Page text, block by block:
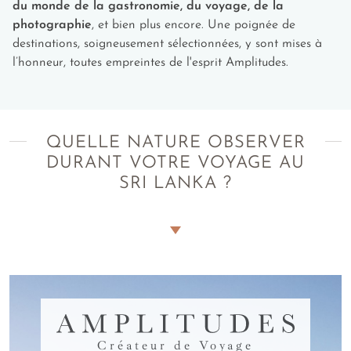
du monde de la gastronomie, du voyage, de la
photographie, et bien plus encore. Une poignée de
destinations, soigneusement sélectionnées, y sont mises à
l’honneur, toutes empreintes de l'esprit Amplitudes.
QUELLE NATURE OBSERVER
DURANT VOTRE VOYAGE AU
SRI LANKA ?
Une flore variée, endémique et sauvage
montagneux qui descend en pente plus ou moins douce vers
les plaines côtières. Dans le centre de l’île, vous trouverez
donc des plantations de thés, d’hévéas et de bananiers. La
AMPLITUDES
Créateur de Voyage